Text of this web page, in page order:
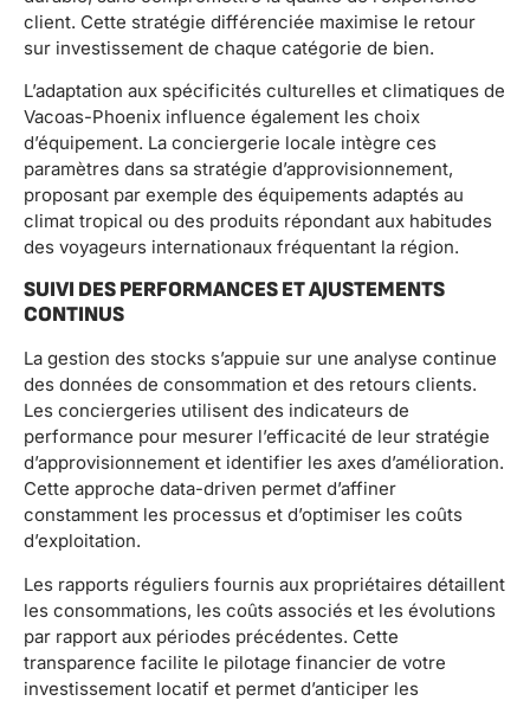
client. Cette stratégie différenciée maximise le retour
sur investissement de chaque catégorie de bien.
L’adaptation aux spécificités culturelles et climatiques de
Vacoas-Phoenix influence également les choix
d’équipement. La conciergerie locale intègre ces
paramètres dans sa stratégie d’approvisionnement,
proposant par exemple des équipements adaptés au
climat tropical ou des produits répondant aux habitudes
des voyageurs internationaux fréquentant la région.
SUIVI DES PERFORMANCES ET AJUSTEMENTS
CONTINUS
La gestion des stocks s’appuie sur une analyse continue
des données de consommation et des retours clients.
Les conciergeries utilisent des indicateurs de
performance pour mesurer l’efficacité de leur stratégie
d’approvisionnement et identifier les axes d’amélioration.
Cette approche data-driven permet d’affiner
constamment les processus et d’optimiser les coûts
d’exploitation.
Les rapports réguliers fournis aux propriétaires détaillent
les consommations, les coûts associés et les évolutions
par rapport aux périodes précédentes. Cette
transparence facilite le pilotage financier de votre
investissement locatif et permet d’anticiper les